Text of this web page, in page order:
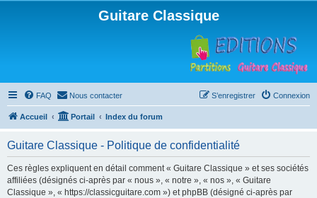
Guitare Classique
FAQ Nous contacter Connexion
S’enregistrer
Accueil Portail Index du forum
Guitare Classique - Politique de confidentialité
Ces règles expliquent en détail comment « Guitare Classique » et ses sociétés
affiliées (désignés ci-après par « nous », « notre », « nos », « Guitare
Classique », « https://classicguitare.com ») et phpBB (désigné ci-après par